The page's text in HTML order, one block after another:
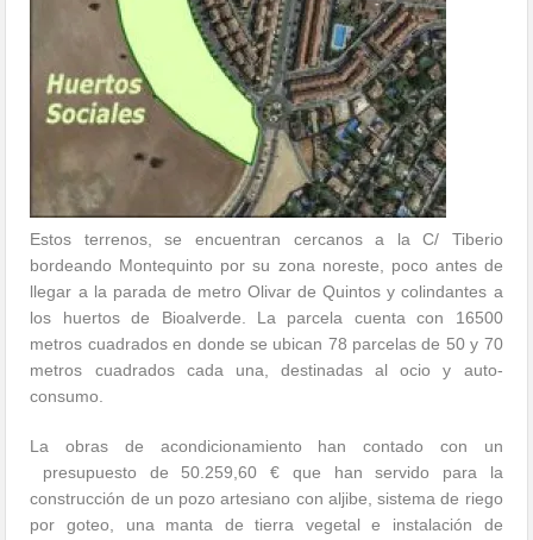
Estos terrenos, se encuentran cercanos a la C/ Tiberio
bordeando Montequinto por su zona noreste, poco antes de
llegar a la parada de metro Olivar de Quintos y colindantes a
los huertos de Bioalverde. La parcela cuenta con 16500
metros cuadrados en donde se ubican 78 parcelas de 50 y 70
metros cuadrados cada una, destinadas al ocio y auto-
consumo.
La obras de acondicionamiento han contado con un
presupuesto de 50.259,60 € que han servido para la
construcción de un pozo artesiano con aljibe, sistema de riego
por goteo, una manta de tierra vegetal e instalación de